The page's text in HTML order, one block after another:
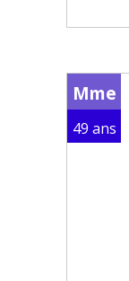
Mme
49 ans